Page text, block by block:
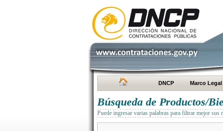
DNCP Marco Legal
Búsqueda de Productos/
Puede ingresar varias palabras para filtrar mejor sus